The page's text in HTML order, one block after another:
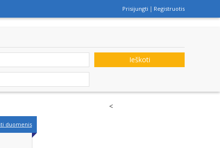
Prisijungti Registruotis
Ieškoti
duomenis
<